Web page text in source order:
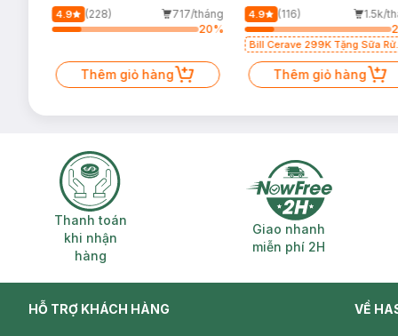
500ml
4.9 (228)
717/tháng
20%
Thêm giỏ hàng
Dầu 473ml
4.9 (116)
1.5k/
Bill Cerave 299K Tặng Sữa
Mặt Cerave 30ml (SL có hạn)
Thêm giỏ hàng
Thanh toán khi nhận hàng
Thanh toán
khi nhận
hàng
Giao nhanh
Giao nhanh
miễn phí 2H
HỖ TRỢ KHÁCH HÀNG VỀ